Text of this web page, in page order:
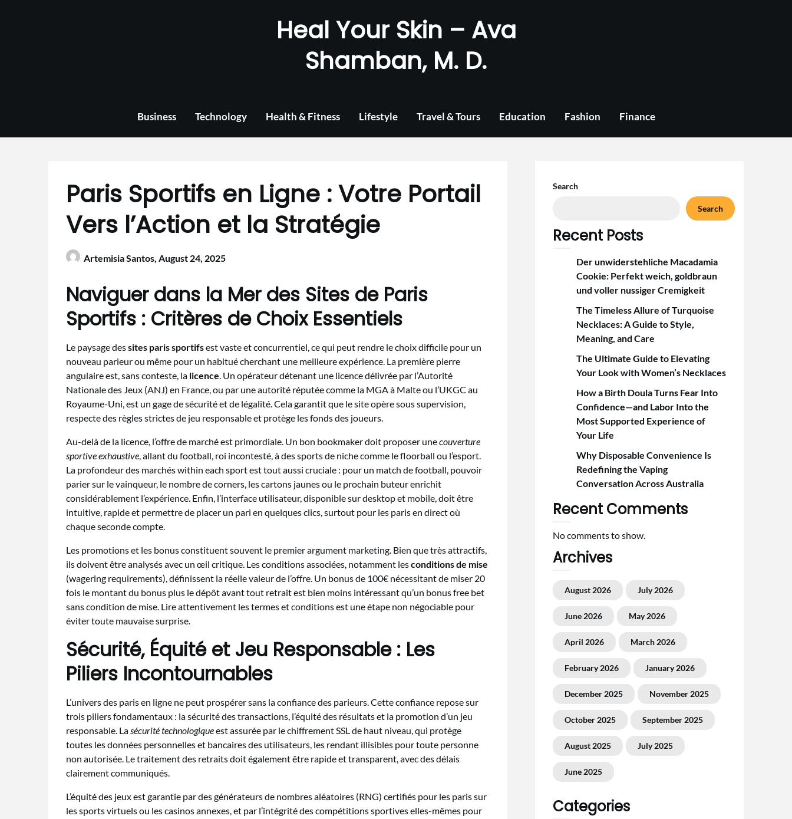
Heal Your Skin – Ava
Shamban, M. D.
Business Technology Health & Fitness Lifestyle Travel & Tours Education Fashion Finance
Paris Sportifs en Ligne : Votre Portail
Vers l’Action et la Stratégie
Artemisia Santos, August 24, 2025
Naviguer dans la Mer des Sites de Paris
Sportifs : Critères de Choix Essentiels
Le paysage dessites paris sportifsest vaste et concurrentiel, ce qui peut rendre le choix difficile pour un
nouveau parieur ou même pour un habitué cherchant une meilleure expérience. La première pierre
angulaire est, sans conteste, la licence. Un opérateur détenant une licence délivrée par l’Autorité
Nationale des Jeux (ANJ) en France, ou par une autorité réputée comme la MGA à Malte ou l’UKGC au
Royaume-Uni, est un gage de sécurité et de légalité. Cela garantit que le site opère sous supervision,
respecte des règles strictes de jeu responsable et protège les fonds des joueurs.
Au-delà de la licence, l’offre de marché est primordiale. Un bon bookmaker doit proposer unecouverture
sportive exhaustive, allant du football, roi incontesté, à des sports de niche comme le floorball ou l’esport.
La profondeur des marchés within each sport est tout aussi cruciale : pour un match de football, pouvoir
parier sur le vainqueur, le nombre de corners, les cartons jaunes ou le prochain buteur enrichit
considérablement l’expérience. Enfin, l’interface utilisateur, disponible sur desktop et mobile, doit être
intuitive, rapide et permettre de placer un pari en quelques clics, surtout pour les paris en direct où
chaque seconde compte.
Les promotions et les bonus constituent souvent le premier argument marketing. Bien que très attractifs,
ils doivent être analysés avec un œil critique. Les conditions associées, notamment lesconditions de mise
(wagering requirements), définissent la réelle valeur de l’offre. Un bonus de 100€ nécessitant de miser 20
fois le montant du bonus plus le dépôt avant tout retrait est bien moins intéressant qu’un bonus free bet
sans condition de mise. Lire attentivement les termes et conditions est une étape non négociable pour
éviter toute mauvaise surprise.
Sécurité, Équité et Jeu Responsable : Les
Piliers Incontournables
L’univers des paris en ligne ne peut prospérer sans la confiance des parieurs. Cette confiance repose sur
trois piliers fondamentaux : la sécurité des transactions, l’équité des résultats et la promotion d’un jeu
responsable. Lasécurité technologiqueest assurée par le chiffrement SSL de haut niveau, qui protège
toutes les données personnelles et bancaires des utilisateurs, les rendant illisibles pour toute personne
non autorisée. Le traitement des retraits doit également être rapide et transparent, avec des délais
clairement communiqués.
L’équité des jeux est garantie par des générateurs de nombres aléatoires (RNG) certifiés pour les paris sur
les sports virtuels ou les casinos annexes, et par l’intégrité des compétitions sportives elles-mêmes pour
Search
Search
Recent Posts
Der unwiderstehliche Macadamia
Cookie: Perfekt weich, goldbraun
und voller nussiger Cremigkeit
The Timeless Allure of Turquoise
Necklaces: A Guide to Style,
Meaning, and Care
The Ultimate Guide to Elevating
Your Look with Women’s Necklaces
How a Birth Doula Turns Fear Into
Confidence—and Labor Into the
Most Supported Experience of
Your Life
Why Disposable Convenience Is
Redefining the Vaping
Conversation Across Australia
Recent Comments
No comments to show.
Archives
August 2026 July 2026
June 2026 May 2026
April 2026 March 2026
February 2026 January 2026
December 2025 November 2025
October 2025 September 2025
August 2025 July 2025
June 2025
Categories